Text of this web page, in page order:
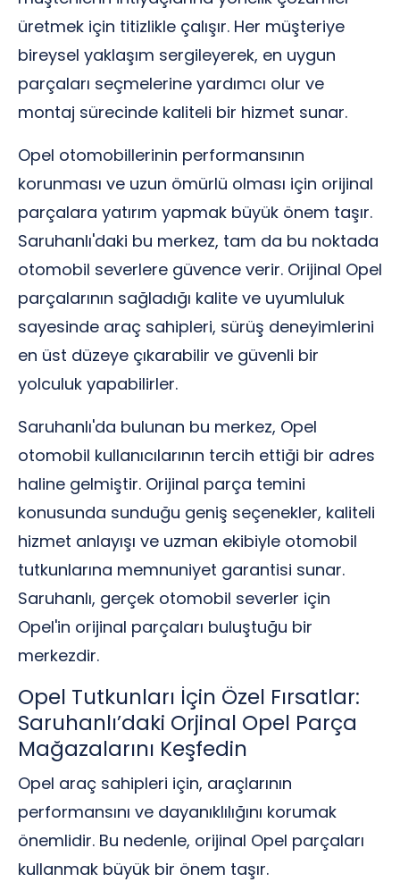
üretmek için titizlikle çalışır. Her müşteriye
bireysel yaklaşım sergileyerek, en uygun
parçaları seçmelerine yardımcı olur ve
montaj sürecinde kaliteli bir hizmet sunar.
Opel otomobillerinin performansının
korunması ve uzun ömürlü olması için orijinal
parçalara yatırım yapmak büyük önem taşır.
Saruhanlı'daki bu merkez, tam da bu noktada
otomobil severlere güvence verir. Orijinal Opel
parçalarının sağladığı kalite ve uyumluluk
sayesinde araç sahipleri, sürüş deneyimlerini
en üst düzeye çıkarabilir ve güvenli bir
yolculuk yapabilirler.
Saruhanlı'da bulunan bu merkez, Opel
otomobil kullanıcılarının tercih ettiği bir adres
haline gelmiştir. Orijinal parça temini
konusunda sunduğu geniş seçenekler, kaliteli
hizmet anlayışı ve uzman ekibiyle otomobil
tutkunlarına memnuniyet garantisi sunar.
Saruhanlı, gerçek otomobil severler için
Opel'in orijinal parçaları buluştuğu bir
merkezdir.
Opel Tutkunları İçin Özel Fırsatlar:
Saruhanlı’daki Orjinal Opel Parça
Mağazalarını Keşfedin
Opel araç sahipleri için, araçlarının
performansını ve dayanıklılığını korumak
önemlidir. Bu nedenle, orijinal Opel parçaları
kullanmak büyük bir önem taşır.